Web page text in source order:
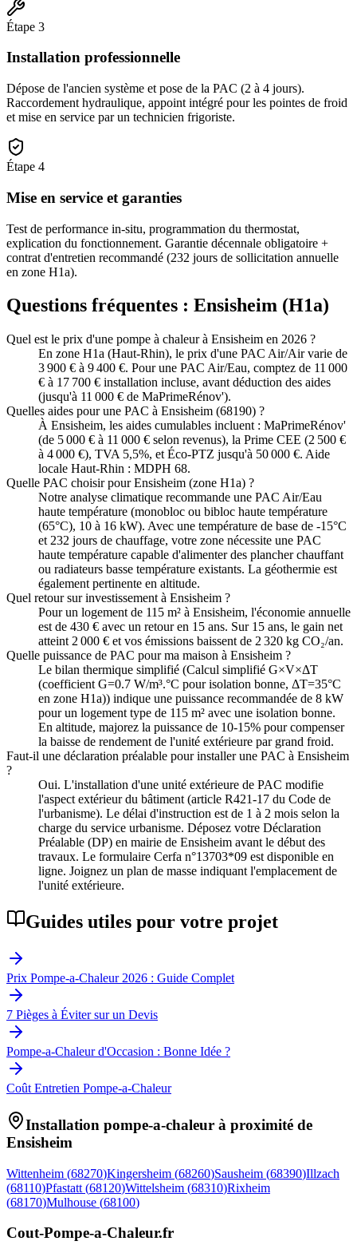
Étape 3
Installation professionnelle
Dépose de l'ancien système et pose de la PAC (2 à 4 jours).
Raccordement hydraulique, appoint intégré pour les pointes de froid
et mise en service par un technicien frigoriste.
Étape 4
Mise en service et garanties
Test de performance in-situ, programmation du thermostat,
explication du fonctionnement. Garantie décennale obligatoire +
contrat d'entretien recommandé (232 jours de sollicitation annuelle
en zone H1a).
Questions fréquentes : Ensisheim (H1a)
Quel est le prix d'une pompe à chaleur à Ensisheim en 2026 ?
En zone H1a (Haut-Rhin), le prix d'une PAC Air/Air varie de
3 900 € à 9 400 €. Pour une PAC Air/Eau, comptez de 11 000
€ à 17 700 € installation incluse, avant déduction des aides
(jusqu'à 11 000 € de MaPrimeRénov').
Quelles aides pour une PAC à Ensisheim (68190) ?
À Ensisheim, les aides cumulables incluent : MaPrimeRénov'
(de 5 000 € à 11 000 € selon revenus), la Prime CEE (2 500 €
à 4 000 €), TVA 5,5%, et Éco-PTZ jusqu'à 50 000 €. Aide
locale Haut-Rhin : MDPH 68.
Quelle PAC choisir pour Ensisheim (zone H1a) ?
Notre analyse climatique recommande une PAC Air/Eau
haute température (monobloc ou bibloc haute température
(65°C), 10 à 16 kW). Avec une température de base de -15°C
et 232 jours de chauffage, votre zone nécessite une PAC
haute température capable d'alimenter des plancher chauffant
ou radiateurs basse température existants. La géothermie est
également pertinente en altitude.
Quel retour sur investissement à Ensisheim ?
Pour un logement de 115 m² à Ensisheim, l'économie annuelle
est de 430 € avec un retour en 15 ans. Sur 15 ans, le gain net
atteint 2 000 € et vos émissions baissent de 2 320 kg CO₂/an.
Quelle puissance de PAC pour ma maison à Ensisheim ?
Le bilan thermique simplifié (Calcul simplifié G×V×ΔT
(coefficient G=0.7 W/m³.°C pour isolation bonne, ΔT=35°C
en zone H1a)) indique une puissance recommandée de 8 kW
pour un logement type de 115 m² avec une isolation bonne.
En altitude, majorez la puissance de 10-15% pour compenser
la baisse de rendement de l'unité extérieure par grand froid.
Faut-il une déclaration préalable pour installer une PAC à Ensisheim
?
Oui. L'installation d'une unité extérieure de PAC modifie
l'aspect extérieur du bâtiment (article R421-17 du Code de
l'urbanisme). Le délai d'instruction est de 1 à 2 mois selon la
charge du service urbanisme. Déposez votre Déclaration
Préalable (DP) en mairie de Ensisheim avant le début des
travaux. Le formulaire Cerfa n°13703*09 est disponible en
ligne. Joignez un plan de masse indiquant l'emplacement de
l'unité extérieure.
Guides utiles pour votre projet
Prix Pompe-a-Chaleur 2026 : Guide Complet
7 Pièges à Éviter sur un Devis
Pompe-a-Chaleur d'Occasion : Bonne Idée ?
Coût Entretien Pompe-a-Chaleur
Installation pompe-a-chaleur à proximité de
Ensisheim
Wittenheim (68270)Kingersheim (68260)Sausheim (68390)Illzach
(68110)Pfastatt (68120)Wittelsheim (68310)Rixheim
(68170)Mulhouse (68100)
Cout-Pompe-a-Chaleur.fr